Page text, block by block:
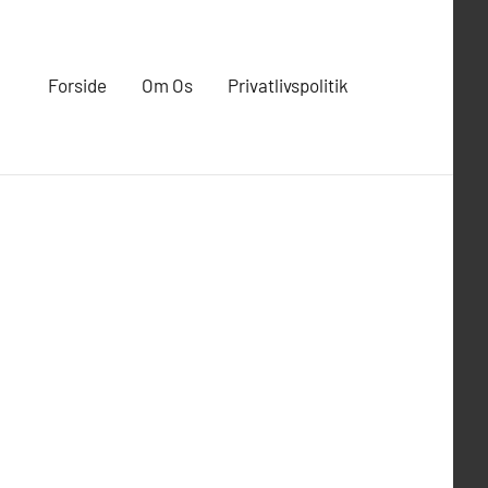
Forside Om Os Privatlivspolitik